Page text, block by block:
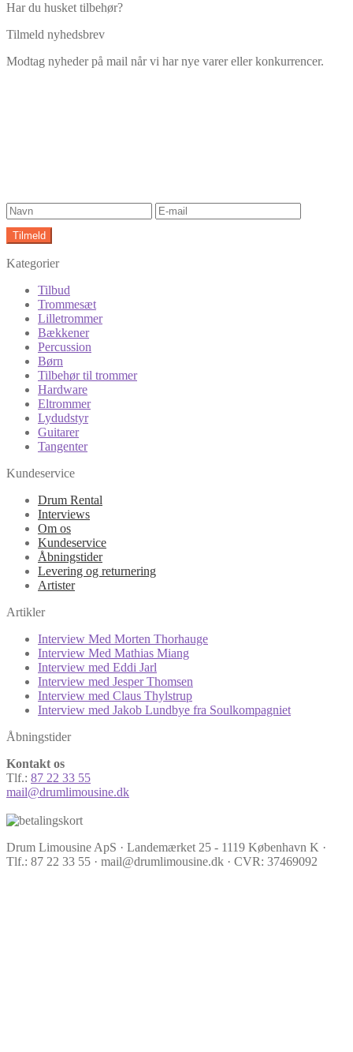
Har du husket tilbehør?
Tilmeld nyhedsbrev
Modtag nyheder på mail når vi har nye varer eller konkurrencer.
Kategorier
Tilbud
Trommesæt
Lilletrommer
Bækkener
Percussion
Børn
Tilbehør til trommer
Hardware
Eltrommer
Lydudstyr
Guitarer
Tangenter
Kundeservice
Drum Rental
Interviews
Om os
Kundeservice
Åbningstider
Levering og returnering
Artister
Artikler
Interview Med Morten Thorhauge
Interview Med Mathias Miang
Interview med Eddi Jarl
Interview med Jesper Thomsen
Interview med Claus Thylstrup
Interview med Jakob Lundbye fra Soulkompagniet
Åbningstider
Kontakt os
Tlf.: 87 22 33 55
mail@drumlimousine.dk
Drum Limousine ApS · Landemærket 25 - 1119 København K ·
Tlf.: 87 22 33 55 · mail@drumlimousine.dk · CVR: 37469092